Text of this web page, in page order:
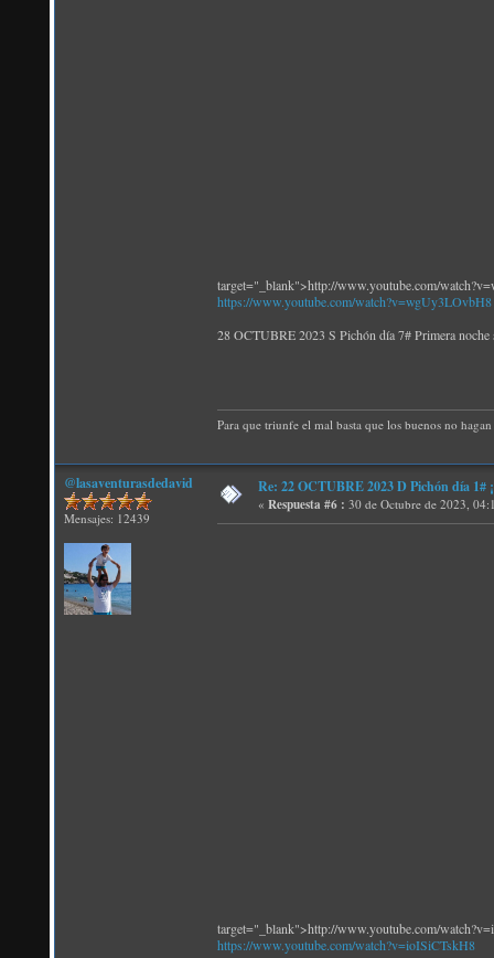
target="_blank">http://www.youtube.com/
https://www.youtube.com/watch?v=wgUy3LOvbH8
28 OCTUBRE 2023 S Pichón día 7# Primera
Para que triunfe el mal basta que los buenos no
@lasaventurasdedavid
Mensajes: 12439
Re: 22 OCTUBRE 2023 D Pichón día
« Respuesta #6 : 30 de Octubre de 2023,
target="_blank">http://www.youtube.com/
https://www.youtube.com/watch?v=ioISiCTskH8